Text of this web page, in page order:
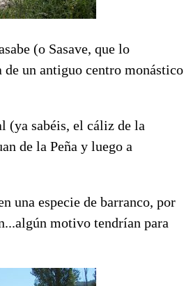
(o Sasave, que lo
de un antiguo centro monástico
(ya sabéis, el cáliz de la
de la Peña y luego a
una especie de barranco, por
motivo tendrían para